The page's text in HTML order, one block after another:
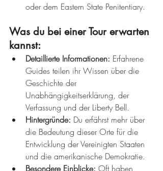
oder dem Eastern State Penitentiary.
Was du bei einer Tour erwarten
kannst:
Detaillierte Informationen: Erfahrene
Guides teilen ihr Wissen über die
Geschichte der
Unabhängigkeitserklärung, der
Verfassung und der Liberty Bell.
Hintergründe: Du erfährst mehr über
die Bedeutung dieser Orte für die
Entwicklung der Vereinigten Staaten
und die amerikanische Demokratie.
Besondere Einblicke: Oft haben